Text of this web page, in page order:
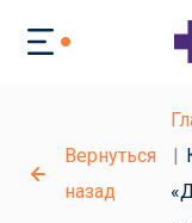
Вернуться
назад